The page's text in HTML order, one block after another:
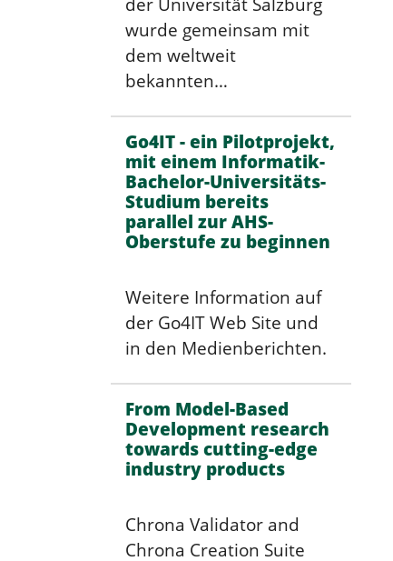
wurde gemeinsam mit
dem weltweit
bekannten…
Go4IT - ein Pilotprojekt,
mit einem Informatik-
Bachelor-Universitäts-
Studium bereits
parallel zur AHS-
Oberstufe zu beginnen
Weitere Information auf
der Go4IT Web Site und
in den Medienberichten.
From Model-Based
Development research
towards cutting-edge
industry products
Chrona Validator and
Chrona Creation Suite